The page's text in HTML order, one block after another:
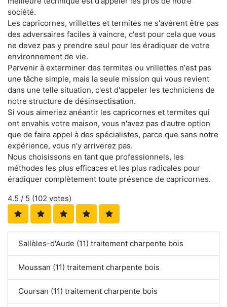
société.
Les capricornes, vrillettes et termites ne s'avèrent être pas
des adversaires faciles à vaincre, c'est pour cela que vous
ne devez pas y prendre seul pour les éradiquer de votre
environnement de vie.
Parvenir à exterminer des termites ou vrillettes n'est pas
une tâche simple, mais la seule mission qui vous revient
dans une telle situation, c'est d'appeler les techniciens de
notre structure de désinsectisation.
Si vous aimeriez anéantir les capricornes et termites qui
ont envahis votre maison, vous n'avez pas d'autre option
que de faire appel à des spécialistes, parce que sans notre
expérience, vous n'y arriverez pas.
Nous choisissons en tant que professionnels, les
méthodes les plus efficaces et les plus radicales pour
éradiquer complètement toute présence de capricornes.
4.5 / 5 (102 votes)
Sallèles-d'Aude (11) traitement charpente bois
Moussan (11) traitement charpente bois
Coursan (11) traitement charpente bois